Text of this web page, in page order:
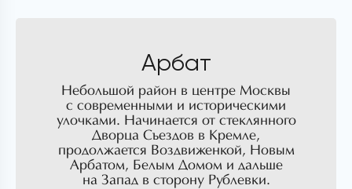
Арбат
Небольшой район в центре Москвы
с современными и историческими
улочками. Начинается от стеклянного
Дворца Съездов в Кремле,
продолжается Воздвиженкой, Новым
Арбатом, Белым Домом и дальше
на Запад в сторону Рублевки.